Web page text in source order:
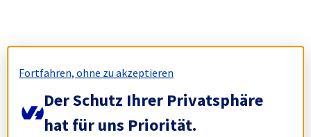
Fortfahren, ohne zu akzeptieren
Der Schutz Ihrer Privatsphäre
hat für uns Priorität.